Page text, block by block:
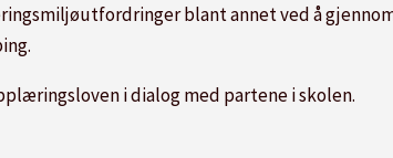
blant annet ved å
i dialog med partene i skolen.